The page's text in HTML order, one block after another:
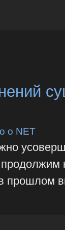
о NET
прошлом